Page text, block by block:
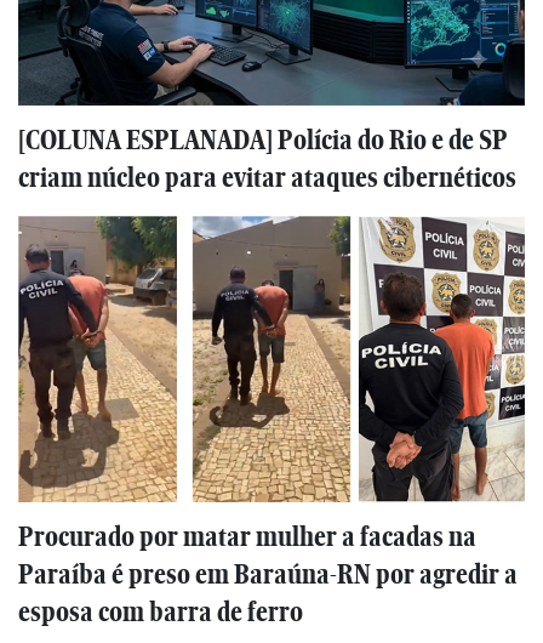
[COLUNA ESPLANADA] Polícia do Rio e de SP
criam núcleo para evitar ataques cibernéticos
Procurado por matar mulher a facadas na
Paraíba é preso em Baraúna-RN por agredir a
esposa com barra de ferro